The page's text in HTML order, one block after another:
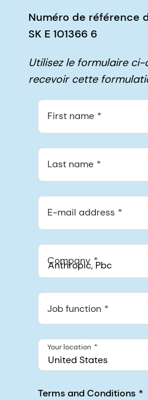
Numéro de référence
SK E 101366 6
Utilisez le formulaire
recevoir cette
First name
Last name
E-mail address
Company
548 Market St Pmb 90375,
Job function
United States
Your location
Terms and Conditions